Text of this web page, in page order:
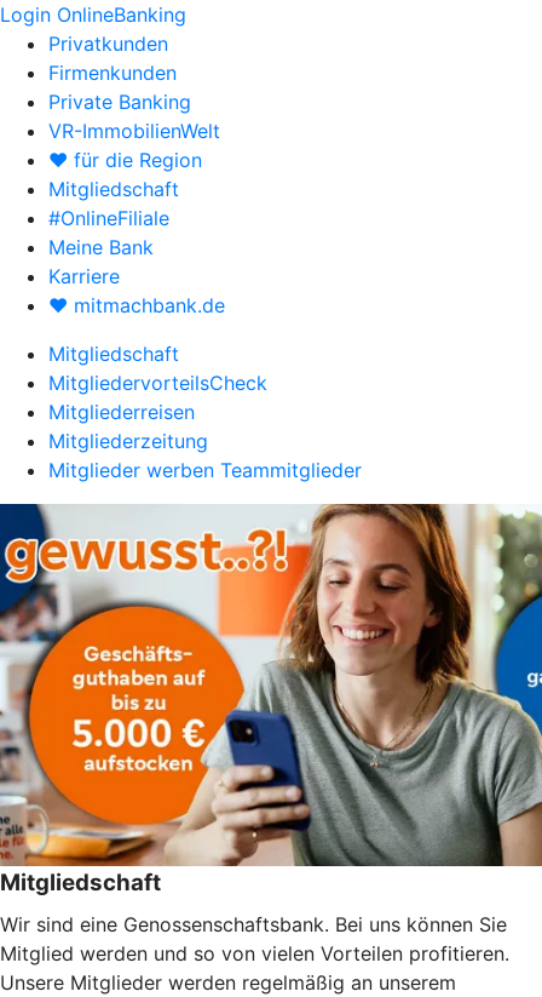
Login OnlineBanking
Privatkunden
Firmenkunden
Private Banking
VR-ImmobilienWelt
♥ für die Region
Mitgliedschaft
#OnlineFiliale
Meine Bank
Karriere
♥ mitmachbank.de
Mitgliedschaft
MitgliedervorteilsCheck
Mitgliederreisen
Mitgliederzeitung
Mitglieder werben Teammitglieder
Mitgliedschaft
Wir sind eine Genossenschaftsbank. Bei uns können Sie
Mitglied werden und so von vielen Vorteilen profitieren.
Unsere Mitglieder werden regelmäßig an unserem